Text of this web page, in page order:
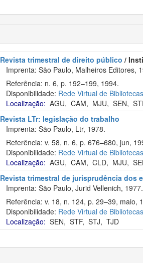
Revista trimestral de direito público /
Imprenta: São Paulo, Malheiros Editores,
Referência: n. 6, p. 192–199, 1994.
Disponibilidade: Rede Virtual de Bibliotecas
Localização: AGU, CAM, MJU, SEN,
Revista LTr: legislação do trabalho
Imprenta: São Paulo, Ltr, 1978.
Referência: v. 58, n. 6, p. 676–680, jun,
Disponibilidade: Rede Virtual de Bibliotecas
Localização: AGU, CAM, CLD, MJU,
Revista trimestral de jurisprudência dos
Imprenta: São Paulo, Jurid Vellenich, 1977.
Referência: v. 18, n. 124, p. 29–39, maio,
Disponibilidade: Rede Virtual de Bibliotecas
Localização: SEN, STF, STJ, TJD